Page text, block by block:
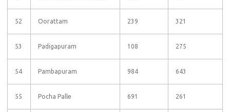
52 Oorattam 239 321
53 Padigapuram 108 275
54 Pambapuram 984 643
55 Pocha Palle 691 261